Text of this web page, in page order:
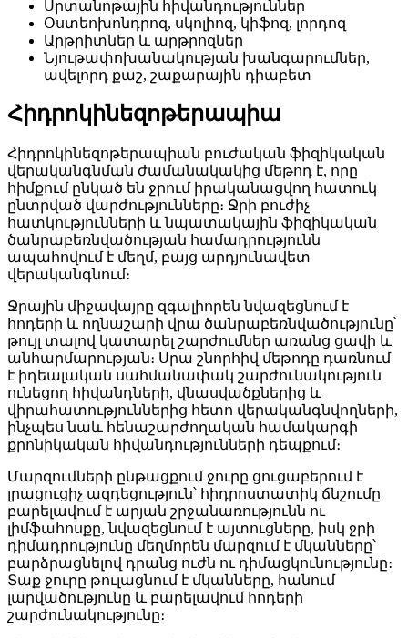
Սրտանոթային հիվանդություններ
Օստեոխոնդրոզ, սկոլիոզ, կիֆոզ, լորդոզ
Արթրիտներ և արթրոզներ
Նյութափոխանակության խանգարումներ,
ավելորդ քաշ, շաքարային դիաբետ
Հիդրոկինեզոթերապիա
Հիդրոկինեզոթերապիան բուժական ֆիզիկական
վերականգնման ժամանակակից մեթոդ է, որը
հիմքում ընկած են ջրում իրականացվող հատուկ
ընտրված վարժությունները։ Ջրի բուժիչ
հատկությունների և նպատակային ֆիզիկական
ծանրաբեռնվածության համադրությունն
ապահովում է մեղմ, բայց արդյունավետ
վերականգնում։
Ջրային միջավայրը զգալիորեն նվազեցնում է
հոդերի և ողնաշարի վրա ծանրաբեռնվածությունը՝
թույլ տալով կատարել շարժումներ առանց ցավի և
անհարմարության։ Սրա շնորհիվ մեթոդը դառնում
է իդեալական սահմանափակ շարժունակություն
ունեցող հիվանդների, վնասվածքներից և
վիրահատություններից հետո վերականգնվողների,
ինչպես նաև հենաշարժողական համակարգի
քրոնիկական հիվանդությունների դեպքում։
Մարզումների ընթացքում ջուրը ցուցաբերում է
լրացուցիչ ազդեցություն՝ հիդրոստատիկ ճնշումը
բարելավում է արյան շրջանառությունն ու
լիմֆահոսքը, նվազեցնում է այտուցները, իսկ ջրի
դիմադրությունը մեղմորեն մարզում է մկանները՝
բարձրացնելով դրանց ուժն ու դիմացկունությունը։
Տաք ջուրը թուլացնում է մկանները, հանում
լարվածությունը և բարելավում հոդերի
շարժունակությունը։